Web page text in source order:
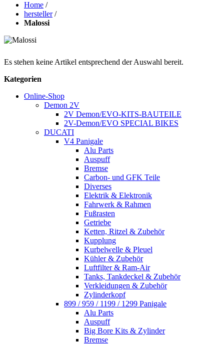
Home /
hersteller /
Malossi
Es stehen keine Artikel entsprechend der Auswahl bereit.
Kategorien
Online-Shop
Demon 2V
2V Demon/EVO-KITS-BAUTEILE
2V-Demon/EVO SPECIAL BIKES
DUCATI
V4 Panigale
Alu Parts
Auspuff
Bremse
Carbon- und GFK Teile
Diverses
Elektrik & Elektronik
Fahrwerk & Rahmen
Fußrasten
Getriebe
Ketten, Ritzel & Zubehör
Kupplung
Kurbelwelle & Pleuel
Kühler & Zubehör
Luftfilter & Ram-Air
Tanks, Tankdeckel & Zubehör
Verkleidungen & Zubehör
Zylinderkopf
899 / 959 / 1199 / 1299 Panigale
Alu Parts
Auspuff
Big Bore Kits & Zylinder
Bremse